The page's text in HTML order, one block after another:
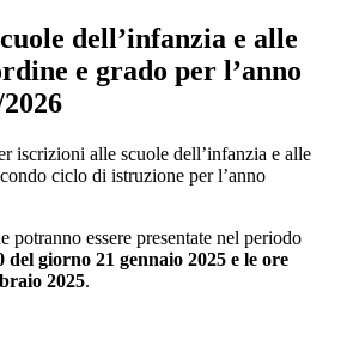
dell’infanzia e alle
e grado per l’anno
iscrizioni alle scuole dell’infanzia e alle
ciclo di istruzione per l’anno
essere presentate nel periodo
del giorno 21 gennaio 2025 e le ore
2025.